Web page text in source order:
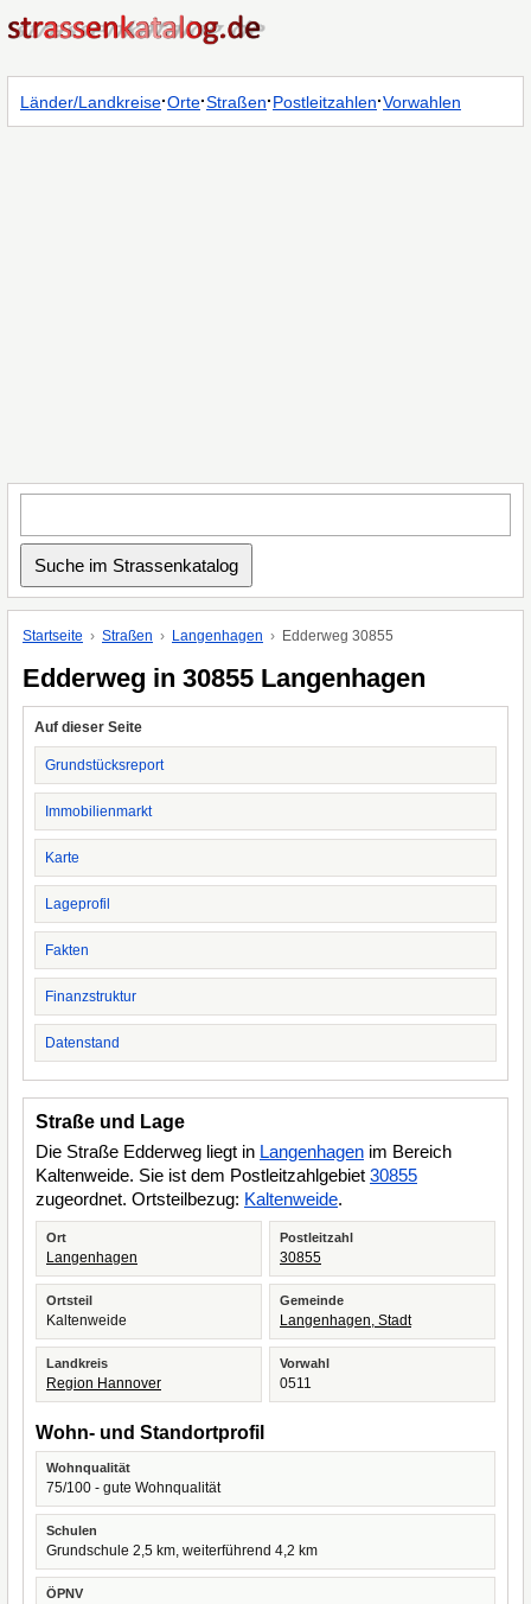
Länder/Landkreise·Orte·Straßen·Postleitzahlen·Vorwahlen
Startseite Straßen Langenhagen Edderweg 30855
Edderweg in 30855 Langenhagen
Auf dieser Seite
Grundstücksreport
Immobilienmarkt
Karte
Lageprofil
Fakten
Finanzstruktur
Datenstand
Straße und Lage
Die Straße Edderweg liegt in Langenhagen im Bereich
Kaltenweide. Sie ist dem Postleitzahlgebiet 30855
zugeordnet. Ortsteilbezug: Kaltenweide.
Ort
Langenhagen
Postleitzahl
30855
Ortsteil
Kaltenweide
Gemeinde
Langenhagen, Stadt
Landkreis
Region Hannover
Vorwahl
0511
Wohn- und Standortprofil
Wohnqualität
75/100 - gute Wohnqualität
Schulen
Grundschule 2,5 km, weiterführend 4,2 km
ÖPNV